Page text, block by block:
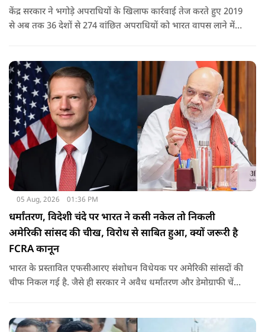
केंद्र सरकार ने भगोड़े अपराधियों के खिलाफ कार्रवाई तेज करते हुए 2019
से अब तक 36 देशों से 274 वांछित अपराधियों को भारत वापस लाने में
दुश्मन वापस लाए जा रहे हैं.
05 Aug, 2026 01:36 PM
धर्मांतरण, विदेशी चंदे पर भारत ने कसी नकेल तो निकली
अमेरिकी सांसद की चीख, विरोध से साबित हुआ, क्यों जरूरी है
FCRA कानून
भारत के प्रस्तावित एफसीआरए संशोधन विधेयक पर अमेरिकी सांसदों की
चीफ निकल गई है. जैसे ही सरकार ने अवैध धर्मांतरण और डेमोग्राफी चेंज
जरूरी है.